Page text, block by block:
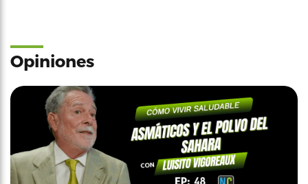
Opiniones